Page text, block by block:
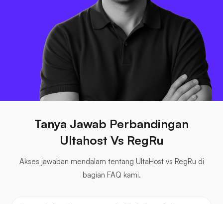
Tanya Jawab Perbandingan
Ultahost Vs RegRu
Akses jawaban mendalam tentang UltaHost vs RegRu di
bagian FAQ kami.